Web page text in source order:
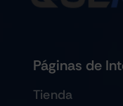
Páginas de
Tienda